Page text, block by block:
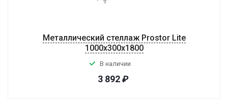
Металлический стеллаж Prostor Lite
1000x300x1800
В наличии
3 892₽